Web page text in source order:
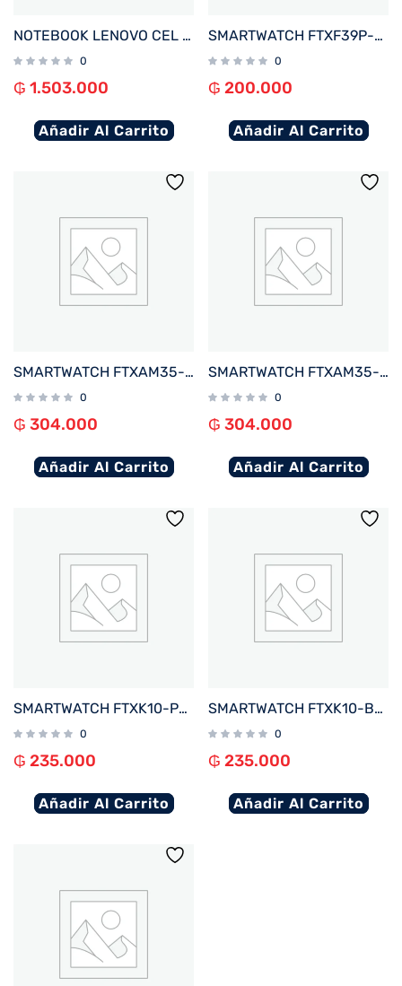
NOTEBOOK LENOVO CEL IDEAPAD 1 82LV0075US 1.1%2F4%2F128EMMC%2FW11S%2F14%22 HD%2FGRIS
0
₲ 1.503.000
Añadir Al Carrito
SMARTWATCH FTXF39P-RGOR 42MM ROSE GOLD%2FNARANJA ANDROID%2FIOS%2FBT%2FFREC. CARD%2FNOTIFICACIONES
0
₲ 200.000
Añadir Al Carrito
SMARTWATCH FTXAM35-RG 42MM ROSE GOLD%2FROSA ANDROID%2FIOS%2FBT%2FFREC. CARD%2FNOTIFICACIONES
0
₲ 304.000
Añadir Al Carrito
SMARTWATCH FTXAM35-GG 42MM GOLD%2FGRIS ANDROID%2FIOS%2FBT%2FFREC. CARD%2FNOTIFICACIONES
0
₲ 304.000
Añadir Al Carrito
SMARTWATCH FTXK10-PK 45MM ROSA ANDROID%2FIOS%2FBT%2FFREC. CARD%2FNOTIFICACIONES
0
₲ 235.000
Añadir Al Carrito
SMARTWATCH FTXK10-BL 45MM AZUL ANDROID%2FIOS%2FBT%2FFREC. CARD%2FNOTIFICACIONES
0
₲ 235.000
Añadir Al Carrito